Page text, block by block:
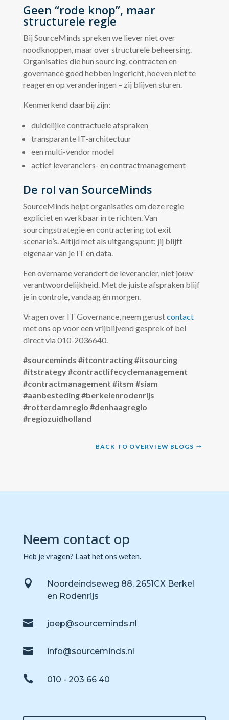
Geen “rode knop”, maar
structurele regie
Bij SourceMinds spreken we liever niet over
noodknoppen, maar over structurele beheersing.
Organisaties die hun sourcing, contracten en
governance goed hebben ingericht, hoeven niet te
reageren op veranderingen – zij blijven sturen.
Kenmerkend daarbij zijn:
duidelijke contractuele afspraken
transparante IT-architectuur
een multi-vendor model
actief leveranciers- en contractmanagement
De rol van SourceMinds
SourceMinds helpt organisaties om deze regie
expliciet en werkbaar in te richten. Van
sourcingstrategie en contractering tot exit
scenario’s. Altijd met als uitgangspunt: jij blijft
eigenaar van je IT en data.
Een overname verandert de leverancier, niet jouw
verantwoordelijkheid. Met de juiste afspraken blijf
je in controle, vandaag én morgen.
Vragen over IT Governance, neem gerustcontact
met ons op voor een vrijblijvend gesprek of bel
direct via 010-2036640.
#sourceminds #itcontracting #itsourcing
#itstrategy #contractlifecyclemanagement
#contractmanagement #itsm #siam
#aanbesteding #berkelenrodenrijs
#rotterdamregio #denhaagregio
#regiozuidholland
BACK TO OVERVIEW BLOGS
Neem contact op
Heb je vragen? Laat het ons weten.

Noordeindseweg 88, 2651CX Berkel
en Rodenrijs
 joep@sourceminds.nl
 info@sourceminds.nl
 010 - 203 66 40